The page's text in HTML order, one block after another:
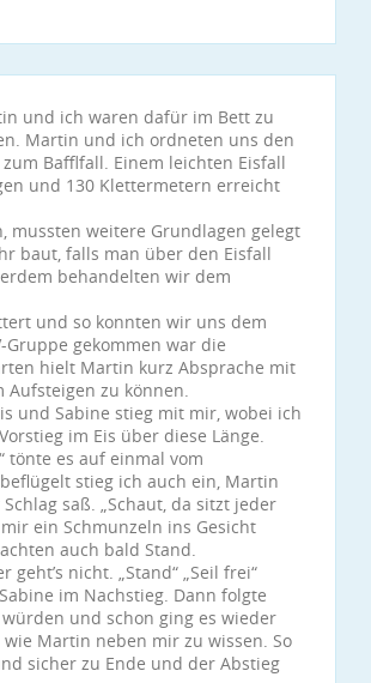
und ich waren dafür im Bett zu
Martin und ich ordneten uns den
Bafflfall. Einem leichten Eisfall
und 130 Klettermetern erreicht
mussten weitere Grundlagen gelegt
baut, falls man über den Eisfall
behandelten wir dem
und so konnten wir uns dem
gekommen war die
hielt Martin kurz Absprache mit
zu können.
und Sabine stieg mit mir, wobei ich
im Eis über diese Länge.
tönte es auf einmal vom
stieg ich auch ein, Martin
saß. „Schaut, da sitzt jeder
ein Schmunzeln ins Gesicht
auch bald Stand.
nicht. „Stand“ „Seil frei“
im Nachstieg. Dann folgte
und schon ging es wieder
Martin neben mir zu wissen. So
sicher zu Ende und der Abstieg